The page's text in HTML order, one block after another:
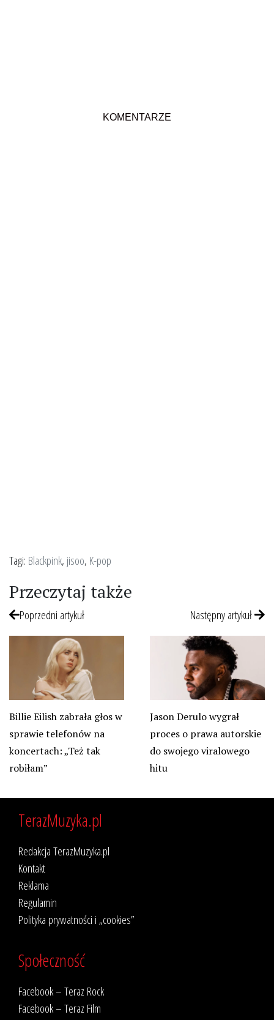
KOMENTARZE
Tagi: Blackpink, jisoo, K-pop
Przeczytaj także
Poprzedni artykuł
Billie Eilish zabrała głos w
sprawie telefonów na
koncertach: „Też tak
robiłam”
Następny artykuł
Jason Derulo wygrał
proces o prawa autorskie
do swojego viralowego
hitu
TerazMuzyka.pl
Redakcja TerazMuzyka.pl
Kontakt
Reklama
Regulamin
Polityka prywatności i „cookies”
Społeczność
Facebook – Teraz Rock
Facebook – Teraz Film